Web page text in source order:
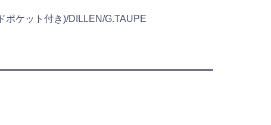
ポケット付き)/DILLEN/G.TAUPE